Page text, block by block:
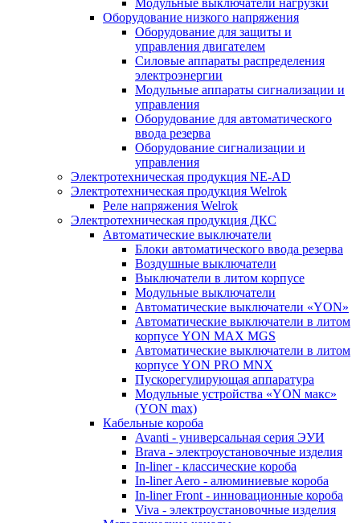
Оборудование низкого напряжения
Оборудование для защиты и
управления двигателем
Силовые аппараты распределения
электроэнергии
Модульные аппараты сигнализации и
управления
Оборудование для автоматического
ввода резерва
Оборудование сигнализации и
управления
Электротехническая продукция NE-AD
Электротехническая продукция Welrok
Реле напряжения Welrok
Электротехническая продукция ДКС
Автоматические выключатели
Блоки автоматического ввода резерва
Воздушные выключатели
Выключатели в литом корпусе
Модульные выключатели
Автоматические выключатели «YON»
Автоматические выключатели в литом
корпусе YON MAX MGS
Автоматические выключатели в литом
корпусе YON PRO MNX
Пускорегулирующая аппаратура
Модульные устройства «YON макс»
(YON max)
Кабельные короба
Avanti - универсальная серия ЭУИ
Brava - электроустановочные изделия
In-liner - классические короба
In-liner Aero - алюминиевые короба
In-liner Front - инновационные короба
Viva - электроустановочные изделия